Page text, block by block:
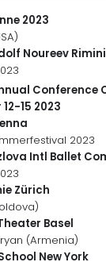
2023
Noureev
Conference
15 2023
2023
Intl Ballet
Zürich
Basel
(Armenia)
New York